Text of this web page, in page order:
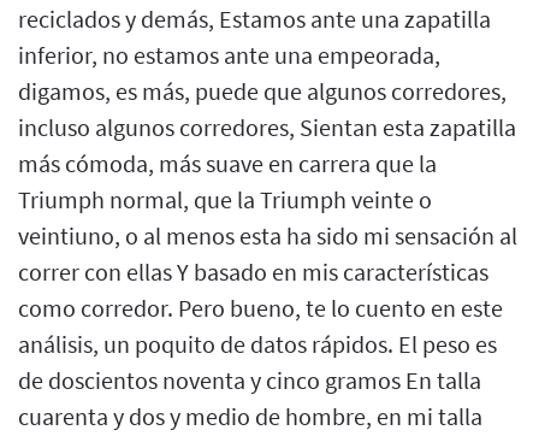
reciclados y demás, Estamos ante una zapatilla
inferior, no estamos ante una empeorada,
digamos, es más, puede que algunos corredores,
incluso algunos corredores, Sientan esta zapatilla
más cómoda, más suave en carrera que la
Triumph normal, que la Triumph veinte o
veintiuno, o al menos esta ha sido mi sensación al
correr con ellas Y basado en mis características
como corredor. Pero bueno, te lo cuento en este
análisis, un poquito de datos rápidos. El peso es
de doscientos noventa y cinco gramos En talla
cuarenta y dos y medio de hombre, en mi talla